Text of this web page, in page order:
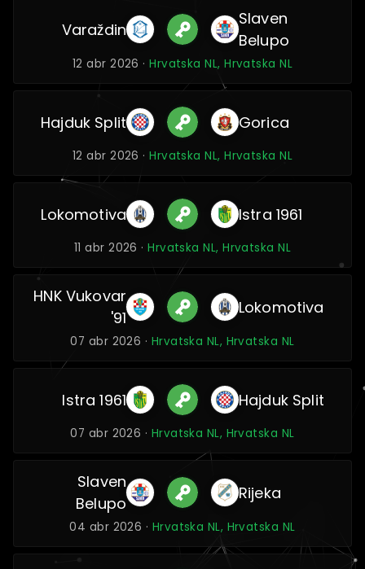
Varaždin
Slaven
Belupo
12 abr 2026 ·Hrvatska NL, Hrvatska NL
Hajduk Split Gorica
12 abr 2026 ·Hrvatska NL, Hrvatska NL
Lokomotiva Istra 1961
11 abr 2026 ·Hrvatska NL, Hrvatska NL
HNK Vukovar
'91
Lokomotiva
07 abr 2026 · Hrvatska NL, Hrvatska NL
Istra 1961 Hajduk Split
07 abr 2026 · Hrvatska NL, Hrvatska NL
Slaven
Belupo
Rijeka
04 abr 2026 · Hrvatska NL, Hrvatska NL